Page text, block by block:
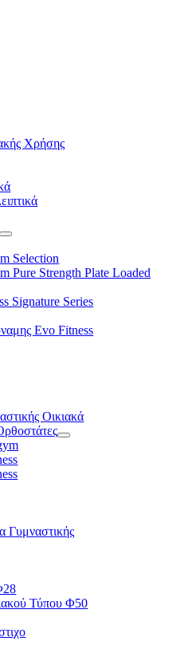
Χρήσης
Selection
Pure Strength Plate Loaded
Signature Series
Evo Fitness
Οικιακά
Γυμναστικής
Τύπου Φ50